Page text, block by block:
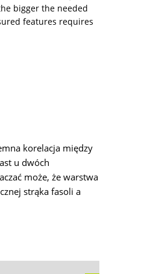
bigger the needed
features requires
korelacja między
u dwóch
może, że warstwa
strąka fasoli a